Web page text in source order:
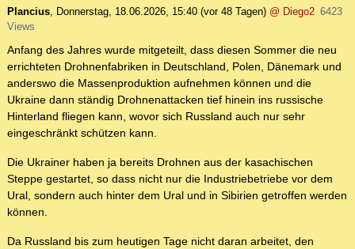
Plancius, Donnerstag, 18.06.2026, 15:40 (vor 48 Tagen) @ Diego2 6423
Views
Anfang des Jahres wurde mitgeteilt, dass diesen Sommer die neu
errichteten Drohnenfabriken in Deutschland, Polen, Dänemark und
anderswo die Massenproduktion aufnehmen können und die
Ukraine dann ständig Drohnenattacken tief hinein ins russische
Hinterland fliegen kann, wovor sich Russland auch nur sehr
eingeschränkt schützen kann.
Die Ukrainer haben ja bereits Drohnen aus der kasachischen
Steppe gestartet, so dass nicht nur die Industriebetriebe vor dem
Ural, sondern auch hinter dem Ural und in Sibirien getroffen werden
können.
Da Russland bis zum heutigen Tage nicht daran arbeitet, den